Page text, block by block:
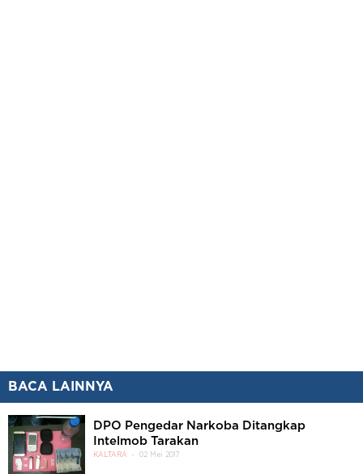
BACA LAINNYA
DPO Pengedar Narkoba Ditangkap
Intelmob Tarakan
KALTARA 02 Mei 2017